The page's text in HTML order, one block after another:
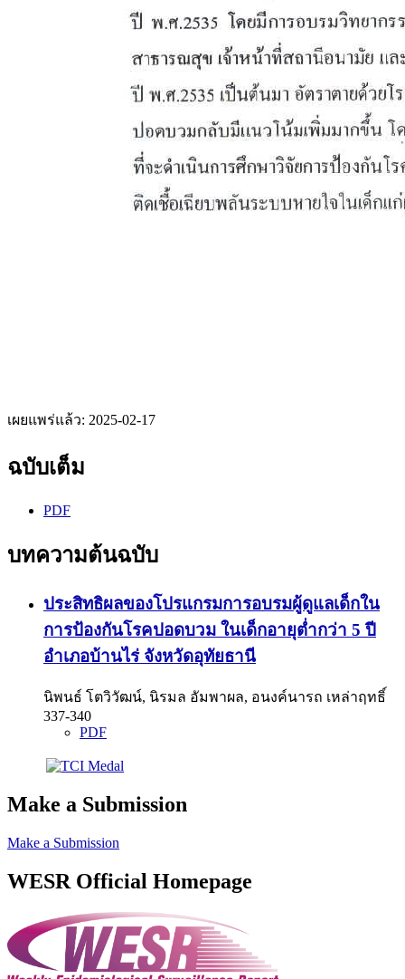
เผยแพร่แล้ว: 2025-02-17
ฉบับเต็ม
PDF
บทความต้นฉบับ
ประสิทธิผลของโปรแกรมการอบรมผู้ดูแลเด็กใน
การป้องกันโรคปอดบวม ในเด็กอายุต่ำกว่า 5 ปี
อำเภอบ้านไร่ จังหวัดอุทัยธานี
นิพนธ์ โตวิวัฒน์, นิรมล อัมพาผล, อนงค์นารถ เหล่าฤทธิ์
337-340
PDF
Make a Submission
Make a Submission
WESR Official Homepage